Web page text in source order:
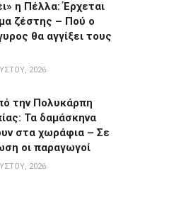
η Πέλλα: Έρχεται
ζέστης – Πού ο
θα αγγίξει τους
2026
την Πολυκάρπη
Τα δαμάσκηνα
στα χωράφια – Σε
οι παραγωγοί
2026